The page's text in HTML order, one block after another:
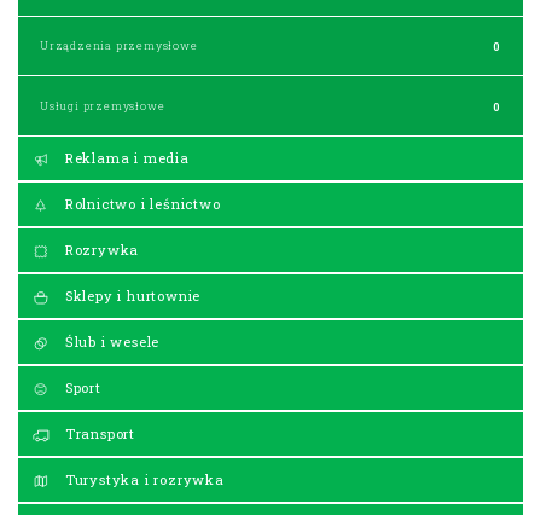
Urządzenia przemysłowe 0
Usługi przemysłowe 0
Reklama i media
Rolnictwo i leśnictwo
Rozrywka
Sklepy i hurtownie
Ślub i wesele
Sport
Transport
Turystyka i rozrywka